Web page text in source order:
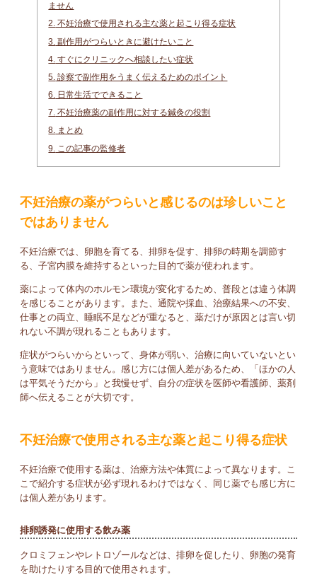
ません
2. 不妊治療で使用される主な薬と起こり得る症状
3. 副作用がつらいときに避けたいこと
4. すぐにクリニックへ相談したい症状
5. 診察で副作用をうまく伝えるためのポイント
6. 日常生活でできること
7. 不妊治療薬の副作用に対する鍼灸の役割
8. まとめ
9.
この記事の監修者
不妊治療の薬がつらいと感じるのは珍しいこと
ではありません
不妊治療では、卵胞を育てる、排卵を促す、排卵の時期を調節す
る、子宮内膜を維持するといった目的で薬が使われます。
薬によって体内のホルモン環境が変化するため、普段とは違う体調
を感じることがあります。また、通院や採血、治療結果への不安、
仕事との両立、睡眠不足などが重なると、薬だけが原因とは言い切
れない不調が現れることもあります。
症状がつらいからといって、身体が弱い、治療に向いていないとい
う意味ではありません。感じ方には個人差があるため、「ほかの人
は平気そうだから」と我慢せず、自分の症状を医師や看護師、薬剤
師へ伝えることが大切です。
不妊治療で使用される主な薬と起こり得る症状
不妊治療で使用する薬は、治療方法や体質によって異なります。こ
こで紹介する症状が必ず現れるわけではなく、同じ薬でも感じ方に
は個人差があります。
排卵誘発に使用する飲み薬
クロミフェンやレトロゾールなどは、排卵を促したり、卵胞の発育
を助けたりする目的で使用されます。